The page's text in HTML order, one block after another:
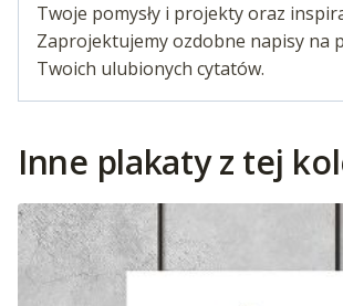
Twoje pomysły i projekty oraz
Zaprojektujemy ozdobne napisy na
Twoich ulubionych cytatów.
Inne plakaty z tej